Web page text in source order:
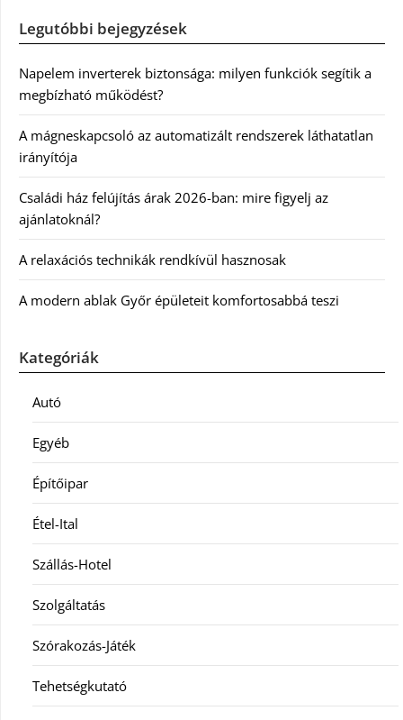
Legutóbbi bejegyzések
Napelem inverterek biztonsága: milyen funkciók segítik a
megbízható működést?
A mágneskapcsoló az automatizált rendszerek láthatatlan
irányítója
Családi ház felújítás árak 2026-ban: mire figyelj az
ajánlatoknál?
A relaxációs technikák rendkívül hasznosak
A modern ablak Győr épületeit komfortosabbá teszi
Kategóriák
Autó
Egyéb
Építőipar
Étel-Ital
Szállás-Hotel
Szolgáltatás
Szórakozás-Játék
Tehetségkutató